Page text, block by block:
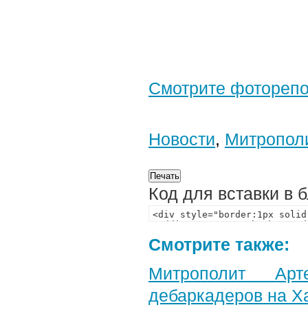
Смотрите
Новости,
Код для вставки в
Смотрите также:
Митрополит
дебаркадеров на